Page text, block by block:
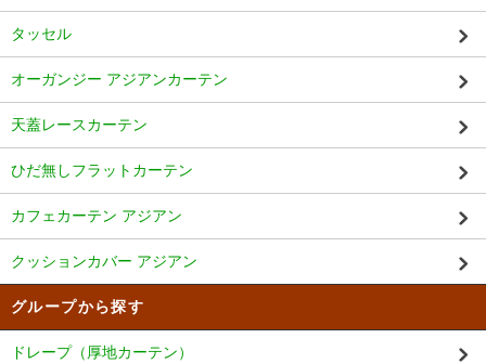
タッセル
オーガンジー アジアンカーテン
天蓋レースカーテン
ひだ無しフラットカーテン
カフェカーテン アジアン
クッションカバー アジアン
グループから探す
ドレープ（厚地カーテン）